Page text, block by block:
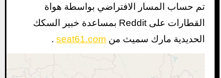
تم حساب المسار الافتراضي بواسطة هواة
القطارات على Reddit بمساعدة خبير السكك
الحديدية مارك سميث من seat61.com
.